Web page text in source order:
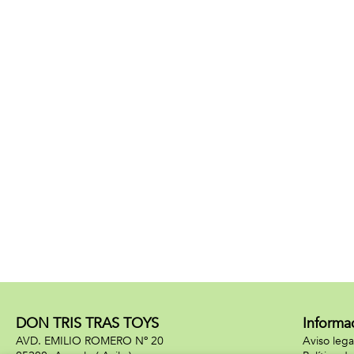
DON TRIS TRAS TOYS
AVD. EMILIO ROMERO Nº 20
Aviso